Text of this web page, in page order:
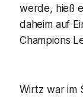
werde, hieß
daheim auf
Champions
Wirtz war im